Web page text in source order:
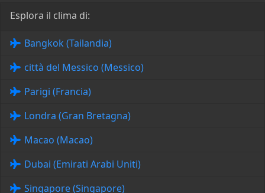
Esplora il clima di:
Bangkok (Tailandia)
città del Messico (Messico)
Parigi (Francia)
Londra (Gran Bretagna)
Macao (Macao)
Dubai (Emirati Arabi Uniti)
Singapore (Singapore)